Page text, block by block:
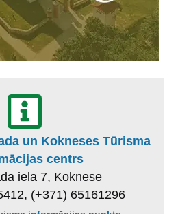
un Kokneses Tūrisma
centrs
iela 7, Koknese
(+371) 65161296